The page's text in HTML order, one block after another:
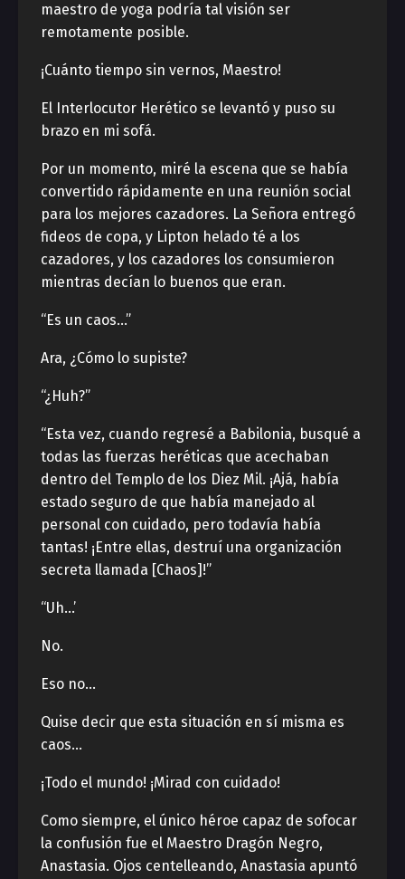
maestro de yoga podría tal visión ser
remotamente posible.
¡Cuánto tiempo sin vernos, Maestro!
El Interlocutor Herético se levantó y puso su
brazo en mi sofá.
Por un momento, miré la escena que se había
convertido rápidamente en una reunión social
para los mejores cazadores. La Señora entregó
fideos de copa, y Lipton helado té a los
cazadores, y los cazadores los consumieron
mientras decían lo buenos que eran.
“Es un caos…”
Ara, ¿Cómo lo supiste?
“¿Huh?”
“Esta vez, cuando regresé a Babilonia, busqué a
todas las fuerzas heréticas que acechaban
dentro del Templo de los Diez Mil. ¡Ajá, había
estado seguro de que había manejado al
personal con cuidado, pero todavía había
tantas! ¡Entre ellas, destruí una organización
secreta llamada [Chaos]!”
“Uh…’
No.
Eso no…
Quise decir que esta situación en sí misma es
caos…
¡Todo el mundo! ¡Mirad con cuidado!
Como siempre, el único héroe capaz de sofocar
la confusión fue el Maestro Dragón Negro,
Anastasia. Ojos centelleando, Anastasia apuntó